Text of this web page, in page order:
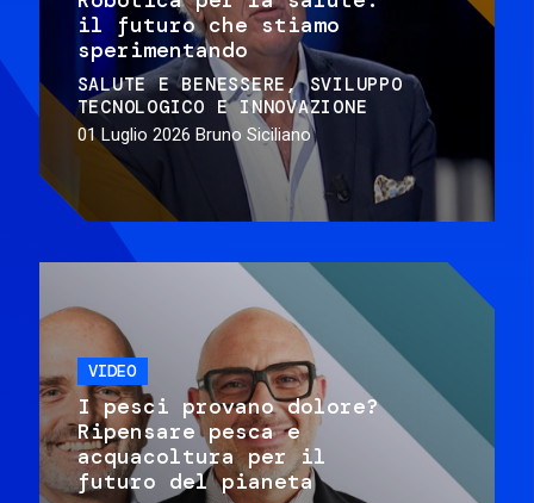
il futuro che stiamo
sperimentando
SALUTE E BENESSERE
SVILUPPO
TECNOLOGICO E INNOVAZIONE
01 Luglio 2026 Bruno Siciliano
VIDEO
I pesci provano dolore?
Ripensare pesca e
acquacoltura per il
futuro del pianeta